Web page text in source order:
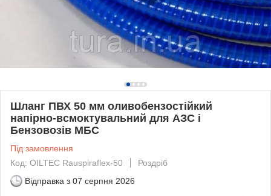
Шланг ПВХ 50 мм оливобензостійкий
напірно-всмоктувальний для АЗС і
Бензовозів МБС
Під замовлення
Код: OILTEC Rauspiraflex-50
Роздріб
Відправка з 07 серпня 2026